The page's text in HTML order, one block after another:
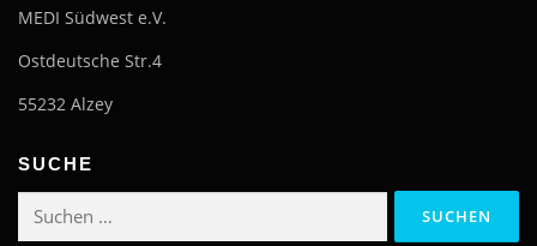
MEDI Südwest e.V.
Ostdeutsche Str.4
55232 Alzey
SUCHE
Suchen